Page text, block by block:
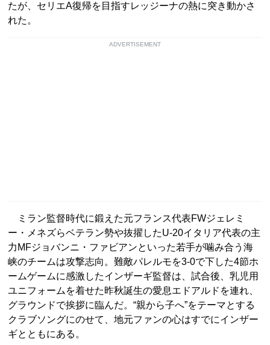
たが、セリエA復帰を目指すレッジーナの熱に突き動かさ
れた。
ADVERTISEMENT
ミラン監督時代に鍛えた元フランス代表FWジェレミ
ー・メネズらベテラン勢や抜擢したU-20イタリア代表の主
力MFジョバンニ・ファビアンといった若手が噛み合う海
峡のチームは攻撃志向。難敵パレルモを3-0で下した4節ホ
ームゲームに感激したインザーギ監督は、試合後、乳児用
ユニフォームを着せた昨秋誕生の愛息エドアルドを連れ、
グラウンドで挨拶に臨んだ。“親から子へ”をテーマとする
クラブソングにのせて、地元ファンの心はすでにインザー
ギとともにある。